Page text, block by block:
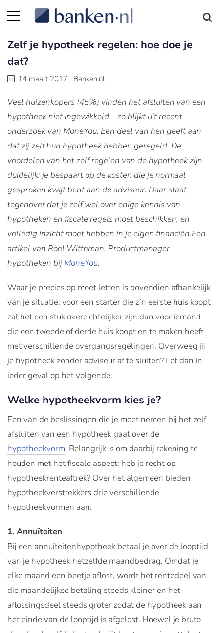
Zelf je hypotheek regelen: hoe doe je
dat?
14 maart 2017 Banken.nl
Veel huizenkopers (45%) vinden het afsluiten van een
hypotheek niet ingewikkeld – zo blijkt uit recent
onderzoek van MoneYou. Een deel van hen geeft aan
dat zij zelf hun hypotheek hebben geregeld. De
voordelen van het zelf regelen van de hypotheek zijn
duidelijk: je bespaart op de kosten die je normaal
gesproken kwijt bent aan de adviseur. Daar staat
tegenover dat je zelf wel over enige kennis van
hypotheken en fiscale regels moet beschikken, en
volledig inzicht moet hebben in je eigen financiën.Een
artikel van Roel Witteman, Productmanager
hypotheken bij MoneYou.
Waar je precies op moet letten is bovendien afhankelijk
van je situatie; voor een starter die z’n eerste huis koopt
zal het een stuk overzichtelijker zijn dan voor iemand
die een tweede of derde huis koopt en te maken heeft
met verschillende overgangsregelingen. Overweeg jij
je hypotheek zonder adviseur af te sluiten? Let dan in
ieder geval op het volgende.
Welke hypotheekvorm kies je?
Een van de beslissingen die je moet nemen bij het zelf
afsluiten van een hypotheek gaat over de
hypotheekvorm. Belangrijk is om daarbij rekening te
houden met het fiscale aspect: heb je recht op
hypotheekrenteaftrek? Over het algemeen bieden
hypotheekverstrekkers drie verschillende
hypotheekvormen aan:
1. Annuïteiten
Bij een annuïteitenhypotheek betaal je over de looptijd
van je hypotheek hetzelfde maandbedrag. Omdat je
elke maand een beetje aflost, wordt het rentedeel van
die maandelijkse betaling steeds kleiner en het
aflossingsdeel steeds groter zodat de hypotheek aan
het einde van de looptijd is afgelost. Hoewel je bruto